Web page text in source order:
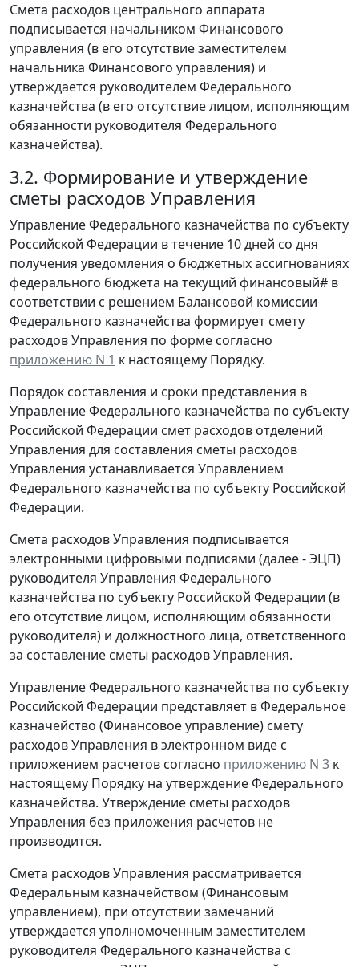
Смета расходов центрального аппарата
подписывается начальником Финансового
управления (в его отсутствие заместителем
начальника Финансового управления) и
утверждается руководителем Федерального
казначейства (в его отсутствие лицом, исполняющим
обязанности руководителя Федерального
казначейства).
3.2. Формирование и утверждение
сметы расходов Управления
Управление Федерального казначейства по субъекту
Российской Федерации в течение 10 дней со дня
получения уведомления о бюджетных ассигнованиях
федерального бюджета на текущий финансовый# в
соответствии с решением Балансовой комиссии
Федерального казначейства формирует смету
расходов Управления по форме согласно
приложению N 1 к настоящему Порядку.
Порядок составления и сроки представления в
Управление Федерального казначейства по субъекту
Российской Федерации смет расходов отделений
Управления для составления сметы расходов
Управления устанавливается Управлением
Федерального казначейства по субъекту Российской
Федерации.
Смета расходов Управления подписывается
электронными цифровыми подписями (далее - ЭЦП)
руководителя Управления Федерального
казначейства по субъекту Российской Федерации (в
его отсутствие лицом, исполняющим обязанности
руководителя) и должностного лица, ответственного
за составление сметы расходов Управления.
Управление Федерального казначейства по субъекту
Российской Федерации представляет в Федеральное
казначейство (Финансовое управление) смету
расходов Управления в электронном виде с
приложением расчетов согласно приложению N 3 к
настоящему Порядку на утверждение Федерального
казначейства. Утверждение сметы расходов
Управления без приложения расчетов не
производится.
Смета расходов Управления рассматривается
Федеральным казначейством (Финансовым
управлением), при отсутствии замечаний
утверждается уполномоченным заместителем
руководителя Федерального казначейства с